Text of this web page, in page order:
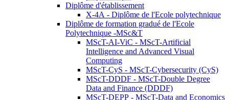
Diplôme d'établissement
X-4A - Diplôme de l'Ecole polytechnique
Diplôme de formation gradué de l'Ecole
Polytechnique -MSc&T
MScT-AI-ViC - MScT-Artificial
Intelligence and Advanced Visual
Computing
MScT-CyS - MScT-Cybersecurity (CyS)
MScT-DDDF - MScT-Double Degree
Data and Finance (DDDF)
MScT-DEPP - MScT-Data and Economics